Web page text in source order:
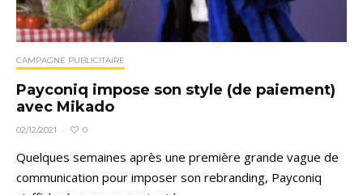
CAMPAGNE PUBLICITAIRE
Payconiq impose son style (de paiement)
avec Mikado
02/12/2021 · 0
Quelques semaines après une première grande vague de
communication pour imposer son rebranding, Payconiq